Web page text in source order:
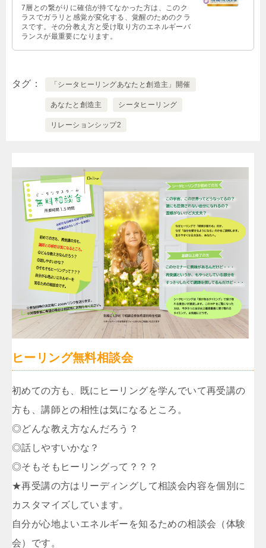
7層との繋がりに確信が持てなかった方は、このク
ラスでガラリと感覚が変化する、覚醒のためのクラ
スです。その分教え方と受け取り方のエネルギーバ
ランスが最重要になります。
タグ 「シータヒーリングあなたと創造主」開催
あなたと創造主 シータヒーリング
リレーションシップ2
ヒーリング無料相談会
初めての方も、既にヒーリングを学んでいて再受講の
方も、講師との相性は気になるところ。
◎どんな教え方なんだろう？
◎話しやすいかな？
◎そもそもヒーリングって？？？
★再受講の方はリーディングして相談会内容を個別に
カスタマイズしています。
自分が心地よいエネルギーを知るための相談会（体験
会）です。